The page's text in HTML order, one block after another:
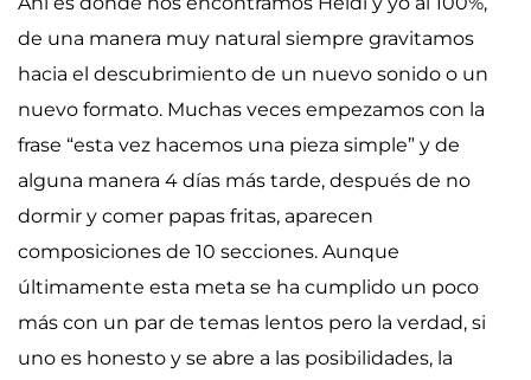
de una manera muy natural siempre gravitamos
hacia el descubrimiento de un nuevo sonido o un
nuevo formato. Muchas veces empezamos con la
frase “esta vez hacemos una pieza simple” y de
alguna manera 4 días más tarde, después de no
dormir y comer papas fritas, aparecen
composiciones de 10 secciones. Aunque
últimamente esta meta se ha cumplido un poco
más con un par de temas lentos pero la verdad, si
uno es honesto y se abre a las posibilidades, la